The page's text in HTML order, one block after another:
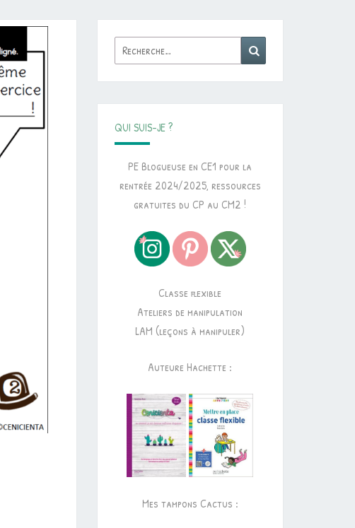
Rechercher :
QUI SUIS-JE ?
PE Blogueuse en CE1 pour la
rentrée 2024/2025, ressources
gratuites du CP au CM2 !
Classe flexible
Ateliers de manipulation
LAM (leçons à manipuler)
Auteure Hachette :
Mes tampons Cactus :